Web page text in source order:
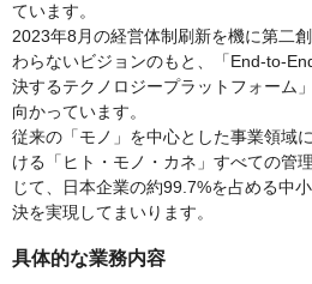
ています。
2023年8月の経営体制刷新を機に第二
わらないビジョンのもと、「End-to-
決するテクノロジープラットフォーム
向かっています。
従来の「モノ」を中心とした事業領域
ける「ヒト・モノ・カネ」すべての管
じて、日本企業の約99.7%を占める中
決を実現してまいります。
具体的な業務内容